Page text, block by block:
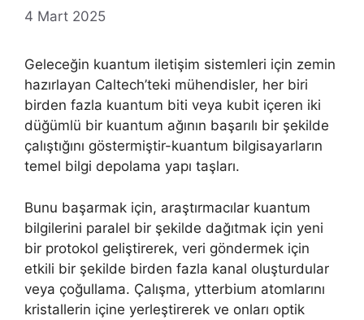
4 Mart 2025
Geleceğin kuantum iletişim sistemleri için zemin
hazırlayan Caltech’teki mühendisler, her biri
birden fazla kuantum biti veya kubit içeren iki
düğümlü bir kuantum ağının başarılı bir şekilde
çalıştığını göstermiştir-kuantum bilgisayarların
temel bilgi depolama yapı taşları.
Bunu başarmak için, araştırmacılar kuantum
bilgilerini paralel bir şekilde dağıtmak için yeni
bir protokol geliştirerek, veri göndermek için
etkili bir şekilde birden fazla kanal oluşturdular
veya çoğullama. Çalışma, ytterbium atomlarını
kristallerin içine yerleştirerek ve onları optik